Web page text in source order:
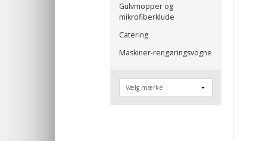
Gulvmopper og
mikrofiberklude
Catering
Maskiner-rengøringsvogne